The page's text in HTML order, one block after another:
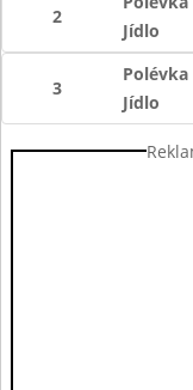
2
Jídlo
3
Polévka
Jídlo